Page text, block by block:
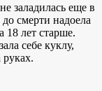
заладилась еще в
смерти надоела
18 лет старше.
себе куклу,